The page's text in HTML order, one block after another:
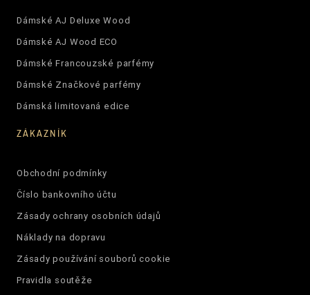
Dámské AJ Deluxe Wood
Dámské AJ Wood ECO
Dámské Francouzské parfémy
Dámské Značkové parfémy
Dámská limitovaná edice
ZÁKAZNÍK
Obchodní podmínky
Číslo bankovního účtu
Zásady ochrany osobních údajů
Náklady na dopravu
Zásady používání souborů cookie
Pravidla soutěže